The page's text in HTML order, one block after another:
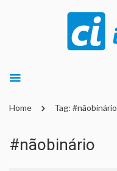
Home Tag: #nãobinário
#nãobinário